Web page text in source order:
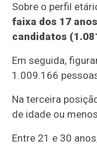
Sobre o perfil
faixa dos 17
candidatos
Em seguida,
1.009.166
Na terceira
de idade ou
Entre 21 e 30